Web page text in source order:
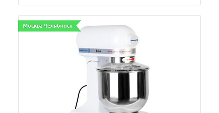
Москва Челябинск